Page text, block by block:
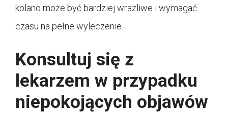
kolano może być bardziej wrażliwe i wymagać
czasu na pełne wyleczenie.
Konsultuj się z
lekarzem w przypadku
niepokojących objawów